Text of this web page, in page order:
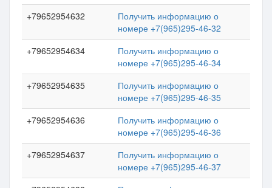
+79652954632
Получить информацию о
номере +7(965)295-46-32
+79652954634
Получить информацию о
номере +7(965)295-46-34
+79652954635
Получить информацию о
номере +7(965)295-46-35
+79652954636
Получить информацию о
номере +7(965)295-46-36
+79652954637
Получить информацию о
номере +7(965)295-46-37